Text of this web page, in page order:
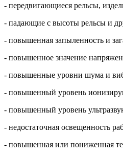
- передвигающиеся рельсы,
- падающие с высоты рельсы и
- повышенная запыленность и
- повышенное значение
- повышенные уровни шума и
- повышенный уровень
- повышенный уровень
- недостаточная освещенность
- повышенная или пониженная